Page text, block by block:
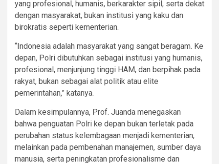
yang profesional, humanis, berkarakter sipil, serta dekat
dengan masyarakat, bukan institusi yang kaku dan
birokratis seperti kementerian.
“Indonesia adalah masyarakat yang sangat beragam. Ke
depan, Polri dibutuhkan sebagai institusi yang humanis,
profesional, menjunjung tinggi HAM, dan berpihak pada
rakyat, bukan sebagai alat politik atau elite
pemerintahan,” katanya.
Dalam kesimpulannya, Prof. Juanda menegaskan
bahwa penguatan Polri ke depan bukan terletak pada
perubahan status kelembagaan menjadi kementerian,
melainkan pada pembenahan manajemen, sumber daya
manusia, serta peningkatan profesionalisme dan